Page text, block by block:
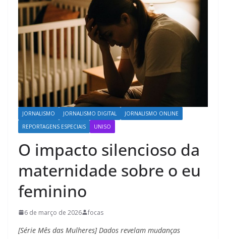
JORNALISMO JORNALISMO DIGITAL
JORNALISMO ONLINE
REPORTAGENS ESPECIAIS
UNISO
O impacto silencioso da
maternidade sobre o eu
feminino
6 de março de 2026 focas
[Série Mês das Mulheres] Dados revelam mudanças